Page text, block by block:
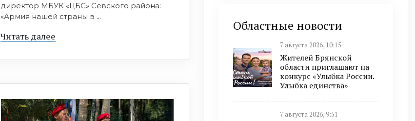
директор МБУК «ЦБС» Севского района:
«Армия нашей страны в ...
Читать далее
Областные новости
7 августа 2026, 10:15
Жителей Брянской
области приглашают на
конкурс «Улыбка России.
Улыбка единства»
7 августа 2026, 9:51